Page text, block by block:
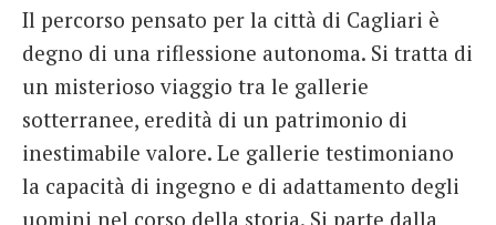
Il percorso pensato per la città di Cagliari è
degno di una riflessione autonoma. Si tratta di
un misterioso viaggio tra le gallerie
sotterranee, eredità di un patrimonio di
inestimabile valore. Le gallerie testimoniano
la capacità di ingegno e di adattamento degli
uomini nel corso della storia. Si parte dalla